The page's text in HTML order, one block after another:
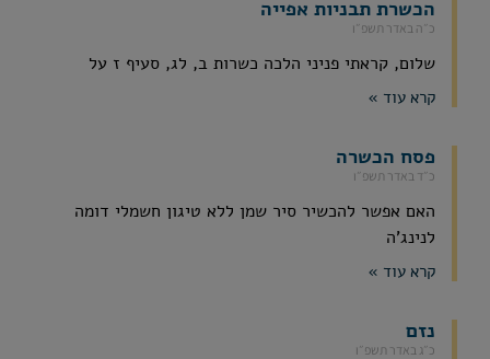
הכשרת תבניות אפייה
כ״ה באדר תשפ״ו
שלום, קראתי פניני הלכה כשרות ב, לג, סעיף ז על
קרא עוד »
פסח הכשרה
כ״ד באדר תשפ״ו
האם אפשר להכשיר סיר שמן ללא טיגון חשמלי דומה
לנינג'ה
קרא עוד »
נזם
כ״ג באדר תשפ״ו